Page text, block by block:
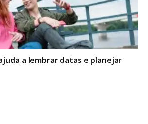
a lembrar datas e planejar